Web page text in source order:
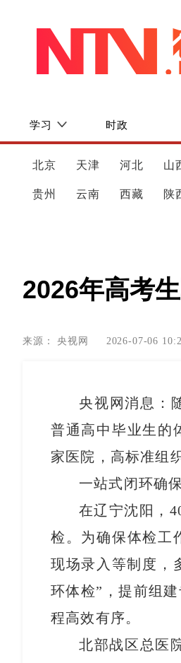
学习 时政
北京 天津 河北 山
贵州 云南 西藏 陕
2026年高考
来源： 央视网 2026-07-06
央视网消息：
普通高中毕业生的
家医院，高标准组
一站式闭环确
在辽宁沈阳，
检。为确保体检工
现场录入等制度，
环体检”，提前组
程高效有序。
北部战区总医